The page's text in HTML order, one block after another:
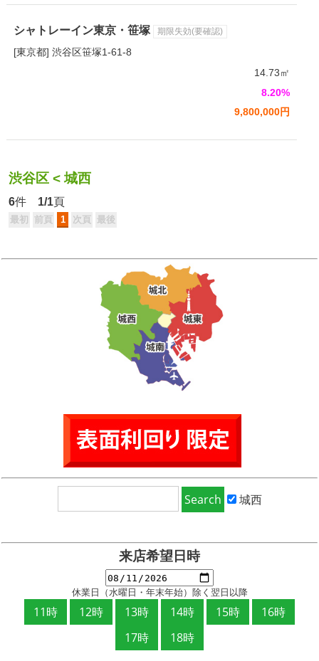
シャトレーイン東京・笹塚 期限失効(要確認)
[東京都] 渋谷区笹塚1-61-8
14.73㎡
8.20%
9,800,000円
渋谷区 <城西
6件 1/1頁
城西
来店希望日時
休業日（水曜日・年末年始）除く翌日以降